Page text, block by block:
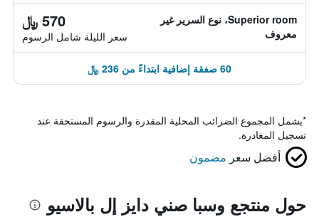
Superior room، نوع السرير غير
معروف
570 ﷼
سعر الليلة شامل الرسوم
60 صفقة إضافية ابتداءً من 236 ﷼
*يشمل المجموع الضرائب المحلية المقدرة والرسوم المستحقة عند
تسجيل المغادرة.
أفضل سعر مضمون
حول منتجع وسبا صني دايز إل بالاسيو